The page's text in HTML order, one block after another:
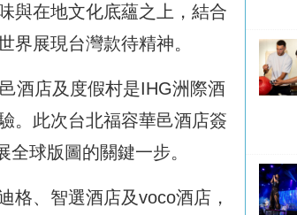
與在地文化底蘊之上，結合
界展現台灣款待精神。
酒店及度假村是IHG洲際酒
。此次台北福容華邑酒店簽
球版圖的關鍵一步。
格、智選酒店及voco酒店，